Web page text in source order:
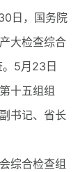
日，国务院
大检查综合
。5月23日
十五组组
书记、省长
综合检查组